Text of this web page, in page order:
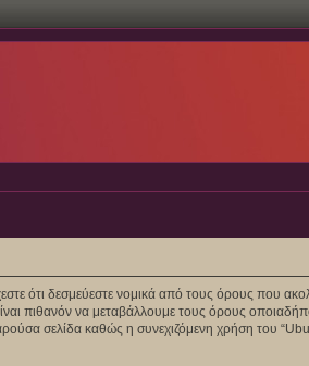
ότι δεσμεύεστε νομικά από τους όρους που
πιθανόν να μεταβάλλουμε τους όρους
σελίδα καθώς η συνεχιζόμενη χρήση του